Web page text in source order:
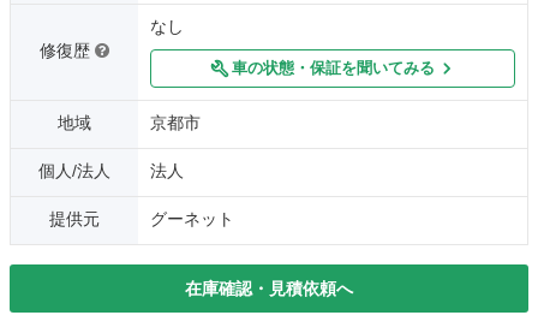
修復歴
なし
車の状態・保証を聞いてみる
地域 京都市
個人/法人 法人
提供元 グーネット
在庫確認・見積依頼へ